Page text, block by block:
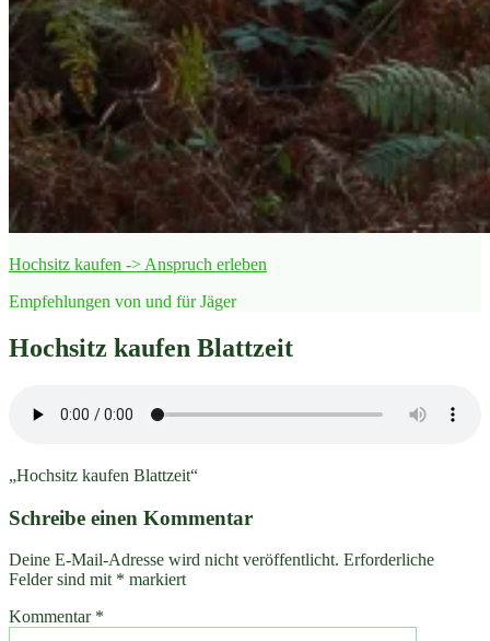
Hochsitz kaufen -> Anspruch erleben
Empfehlungen von und für Jäger
Hochsitz kaufen Blattzeit
„Hochsitz kaufen Blattzeit“
Schreibe einen Kommentar
Deine E-Mail-Adresse wird nicht veröffentlicht. Erforderliche
Felder sind mit * markiert
Kommentar *